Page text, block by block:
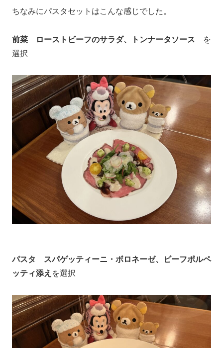
ちなみにパスタセットはこんな感じでした。
前菜 ローストビーフのサラダ、トンナータソース を
選択
パスタ スパゲッティーニ・ボロネーゼ、ビーフポルペ
ッティ添え を選択